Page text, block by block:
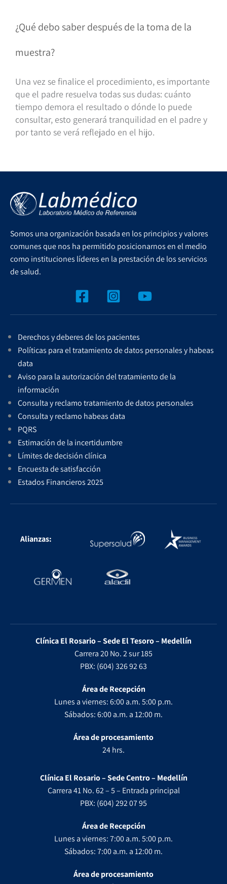
¿Qué debo saber después de la toma de la
muestra?
Una vez se finalice el procedimiento, es importante
que el padre resuelva todas sus dudas: cuánto
tiempo demora el resultado o dónde lo puede
consultar, esto generará tranquilidad en el padre y
por tanto se verá reflejado en el hijo.
Somos una organización basada en los principios y valores
comunes que nos ha permitido posicionarnos en el medio
como instituciones líderes en la prestación de los servicios
de salud.
Derechos y deberes de los pacientes
Políticas para el tratamiento de datos personales y habeas
data
Aviso para la autorización del tratamiento de la
información
Consulta y reclamo tratamiento de datos personales
Consulta y reclamo habeas data
PQRS
Estimación de la incertidumbre
Límites de decisión clínica
Encuesta de satisfacción
Estados Financieros 2025
Alianzas:
Clínica El Rosario – Sede El Tesoro – Medellín
Carrera 20 No. 2 sur 185
PBX: (604) 326 92 63
Área de Recepción
Lunes a viernes: 6:00 a.m. 5:00 p.m.
Sábados: 6:00 a.m. a 12:00 m.
Área de procesamiento
24 hrs.
Clínica El Rosario – Sede Centro – Medellín
Carrera 41 No. 62 – 5 – Entrada principal
PBX: (604) 292 07 95
Área de Recepción
Lunes a viernes: 7:00 a.m. 5:00 p.m.
Sábados: 7:00 a.m. a 12:00 m.
Área de procesamiento